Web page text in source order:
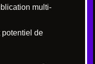
multi-
potentiel de